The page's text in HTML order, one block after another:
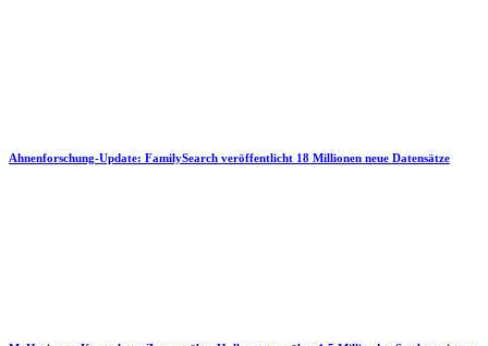
Ahnenforschung-Update: FamilySearch veröffentlicht 18 Millionen neue Datensätze